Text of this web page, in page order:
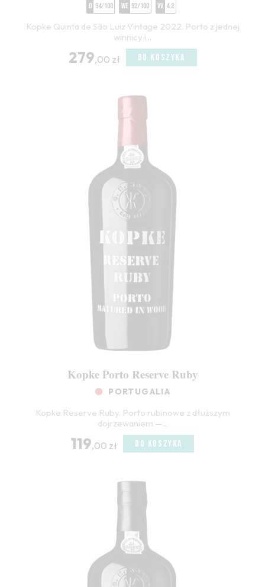
D 94/100 WE 92/100 VV 4,2
Kopke Quinta de São Luiz Vintage 2022. Porto z jednej
winnicy i...
279,00 zł DO KOSZYKA
Kopke Porto Reserve Ruby
PORTUGALIA
Kopke Reserve Ruby. Porto rubinowe z dłuższym
dojrzewaniem —...
119,00 zł DO KOSZYKA